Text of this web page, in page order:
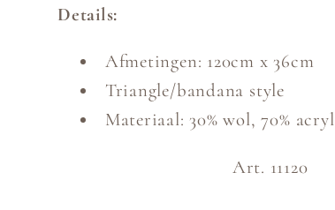
Details:
Afmetingen: 120cm x 36cm
Triangle/bandana style
Materiaal: 30% wol, 70% acryl
Art. 11120